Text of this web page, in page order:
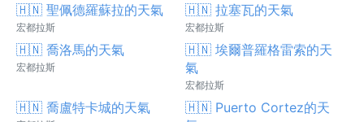
🇭🇳 聖佩德羅蘇拉的天氣
宏都拉斯
🇭🇳 拉塞瓦的天氣
宏都拉斯
🇭🇳 喬洛馬的天氣
宏都拉斯
🇭🇳 埃爾普羅格雷索的天
氣
宏都拉斯
🇭🇳 喬盧特卡城的天氣
🇭🇳 Puerto Cortez的天